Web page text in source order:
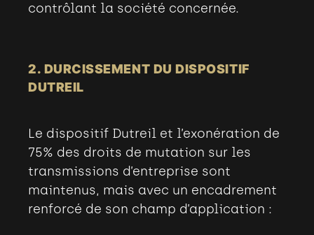
contrôlant la société concernée.
2. DURCISSEMENT DU DISPOSITIF
DUTREIL
Le dispositif Dutreil et l’exonération de
75% des droits de mutation sur les
transmissions d’entreprise sont
maintenus, mais avec un encadrement
renforcé de son champ d’application :